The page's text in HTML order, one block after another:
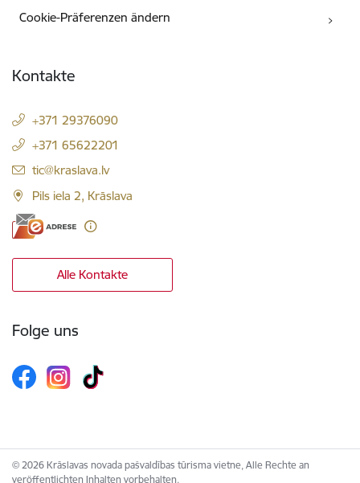
Cookie-Präferenzen ändern
Kontakte
+371 29376090
+371 65622201
E-Mail:
tic@kraslava.lv
Pils iela 2, Krāslava
Alle Kontakte
Folge uns
© 2026 Krāslavas novada pašvaldības tūrisma vietne, Alle Rechte an
veröffentlichten Inhalten vorbehalten.